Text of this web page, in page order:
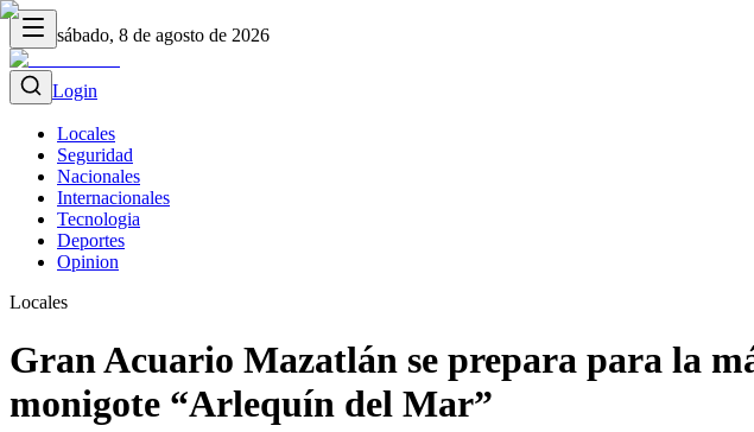
sábado, 8 de agosto de 2026
Login
Locales
Seguridad
Nacionales
Internacionales
Tecnologia
Deportes
Opinion
Locales
Gran Acuario Mazatlán se prepara para la
monigote “Arlequín del Mar”